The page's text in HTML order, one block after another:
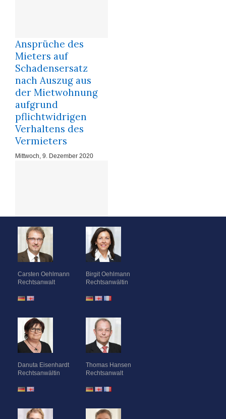
Carsten Oehlmann
Rechtsanwalt
Birgit Oehlmann
Rechtsanwältin
Danuta Eisenhardt
Rechtsanwältin
Thomas Hansen
Rechtsanwalt